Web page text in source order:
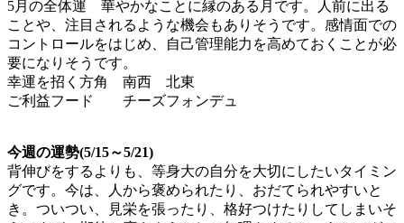
5月の全体運 華やかなことに縁のある月です。人前に出る
ことや、注目されるような機会もありそうです。感情面での
コントロールをはじめ、自己管理能力を高めておくことが必
要になりそうです。
幸運を招く方角 南西 北東
ご利益フード チーズフォンデュ
今週の運勢(5/15～5/21)
背伸びをするよりも、等身大の自分を大切にしたいタイミン
グです。今は、人から褒められたり、おだてられやすいと
き。ついつい、見栄を張ったり、格好つけたりしてしまいそ